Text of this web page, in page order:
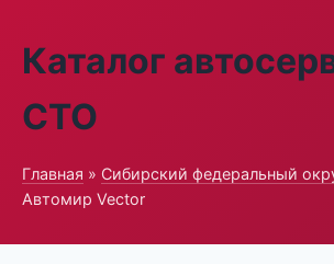
Каталог
СТО
Главная » Сибирский федеральный
Автомир Vector